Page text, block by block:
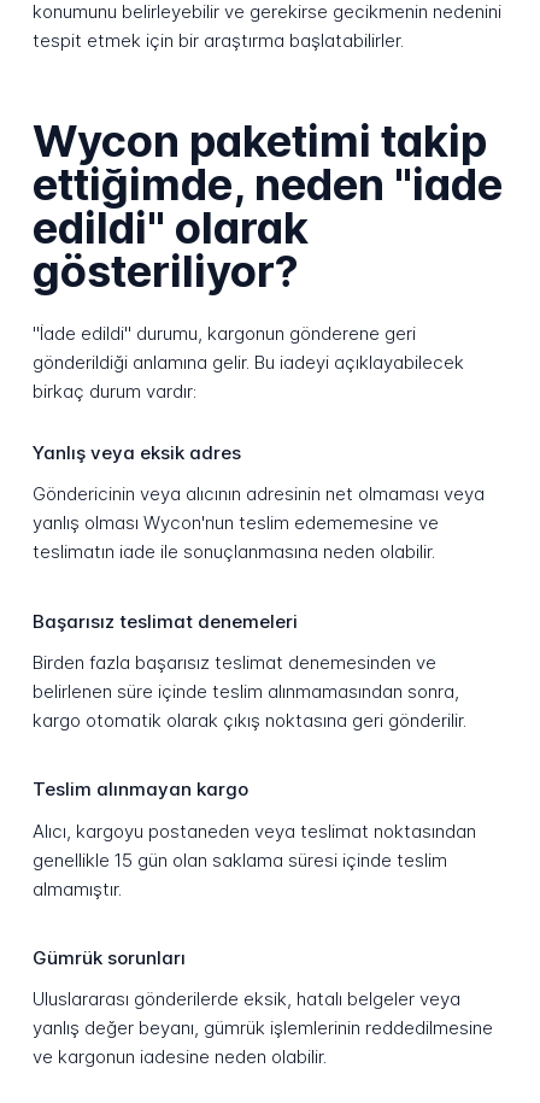
konumunu belirleyebilir ve gerekirse gecikmenin nedenini
tespit etmek için bir araştırma başlatabilirler.
Wycon paketimi takip
ettiğimde, neden "iade
edildi" olarak
gösteriliyor?
"İade edildi" durumu, kargonun gönderene geri
gönderildiği anlamına gelir. Bu iadeyi açıklayabilecek
birkaç durum vardır:
Yanlış veya eksik adres
Göndericinin veya alıcının adresinin net olmaması veya
yanlış olması Wycon'nun teslim edememesine ve
teslimatın iade ile sonuçlanmasına neden olabilir.
Başarısız teslimat denemeleri
Birden fazla başarısız teslimat denemesinden ve
belirlenen süre içinde teslim alınmamasından sonra,
kargo otomatik olarak çıkış noktasına geri gönderilir.
Teslim alınmayan kargo
Alıcı, kargoyu postaneden veya teslimat noktasından
genellikle 15 gün olan saklama süresi içinde teslim
almamıştır.
Gümrük sorunları
Uluslararası gönderilerde eksik, hatalı belgeler veya
yanlış değer beyanı, gümrük işlemlerinin reddedilmesine
ve kargonun iadesine neden olabilir.